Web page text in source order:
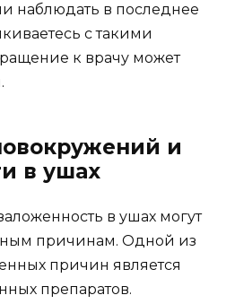
наблюдать в последнее
с такими
к врачу может
и
в ушах
в ушах могут
причинам. Одной из
причин является
препаратов.